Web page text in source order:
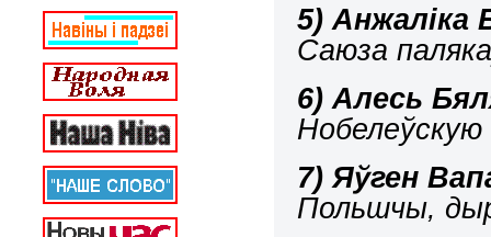
5) Анжаліка
Саюза
6) Алесь
Нобелеўскую
7) Яўген
Польшчы,